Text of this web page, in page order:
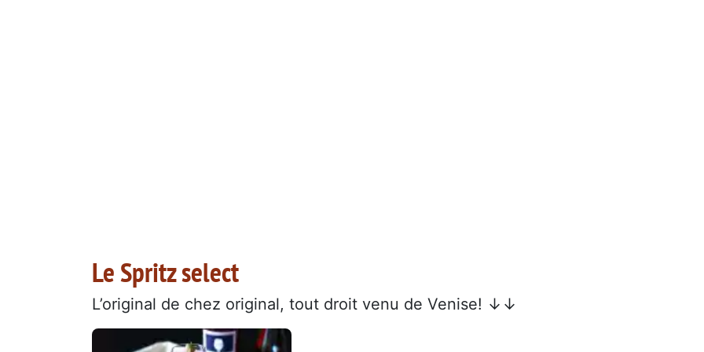
Le Spritz select
L’original de chez original, tout droit venu de Venise! ↓↓